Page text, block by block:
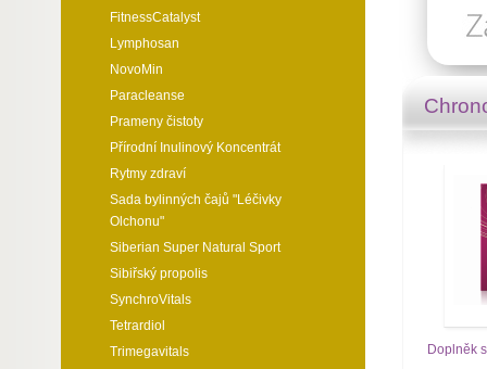
Doplněk
FitnessCatalyst
Lymphosan
NovoMin
Paracleanse
Prameny čistoty
Přírodní Inulinový Koncentrát
Rytmy zdraví
Sada bylinných čajů "Léčivky
Olchonu"
Siberian Super Natural Sport
Sibiřský propolis
SynchroVitals
Tetrardiol
Trimegavitals